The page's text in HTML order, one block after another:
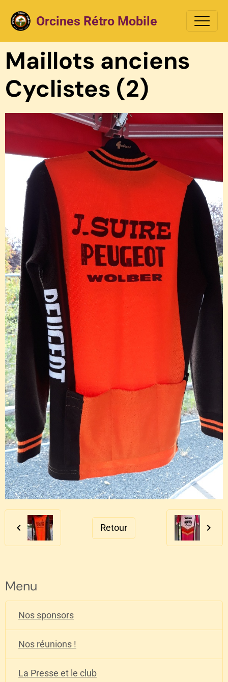
Orcines Rétro Mobile
Maillots anciens
Cyclistes (2)
Retour
Menu
Nos sponsors
Nos réunions !
La Presse et le club